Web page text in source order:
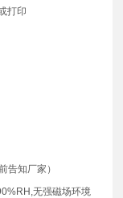
打印
告知厂家）
无强磁场环境